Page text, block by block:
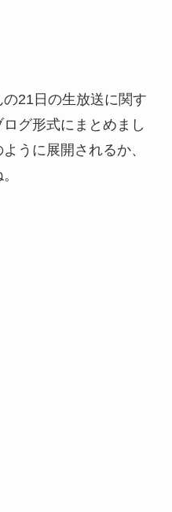
21日の生放送に関す
グ形式にまとめまし
うに展開されるか、